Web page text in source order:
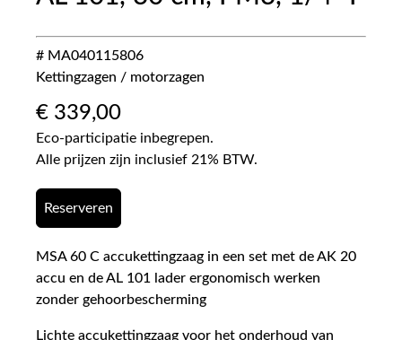
# MA040115806
Kettingzagen / motorzagen
€ 339,00
Eco-participatie inbegrepen.
Alle prijzen zijn inclusief 21% BTW.
Reserveren
MSA 60 C accukettingzaag in een set met de AK 20
accu en de AL 101 lader ergonomisch werken
zonder gehoorbescherming
Lichte accukettingzaag voor het onderhoud van